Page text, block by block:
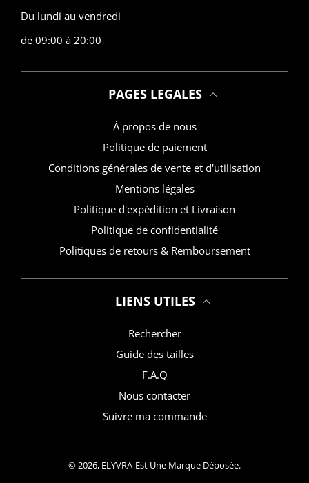
Du lundi au vendredi
de 09:00 à 20:00
PAGES LEGALES
À propos de nous
Politique de paiement
Conditions générales de vente et d'utilisation
Mentions légales
Politique d'expédition et Livraison
Politique de confidentialité
Politiques de retours & Remboursement
LIENS UTILES
Rechercher
Guide des tailles
F.A.Q
Nous contacter
Suivre ma commande
© 2026, ELYVRA Est Une Marque Déposée.